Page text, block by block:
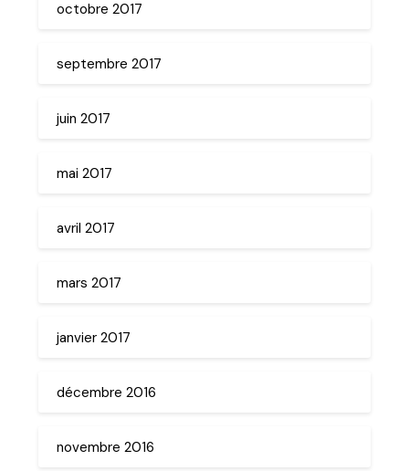
octobre 2017
septembre 2017
juin 2017
mai 2017
avril 2017
mars 2017
janvier 2017
décembre 2016
novembre 2016